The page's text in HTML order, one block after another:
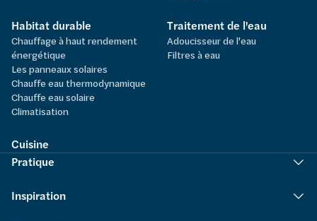
Habitat durable
Chauffage à haut rendement
énergétique
Les panneaux solaires
Chauffe eau thermodynamique
Chauffe eau solaire
Climatisation
Traitement de l'eau
Adoucisseur de l'eau
Filtres à eau
Cuisine
Pratique
Inspiration